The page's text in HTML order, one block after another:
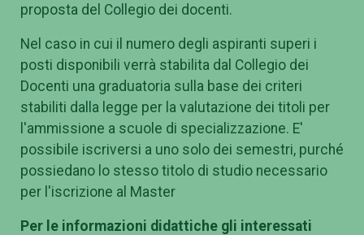
proposta del Collegio dei docenti.
Nel caso in cui il numero degli aspiranti superi i
posti disponibili verrà stabilita dal Collegio dei
Docenti una graduatoria sulla base dei criteri
stabiliti dalla legge per la valutazione dei titoli per
l'ammissione a scuole di specializzazione. E'
possibile iscriversi a uno solo dei semestri, purché
possiedano lo stesso titolo di studio necessario
per l'iscrizione al Master
Per le informazioni didattiche gli interessati